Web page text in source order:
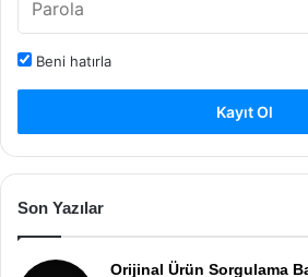
Beni hatırla
Kayıt Ol
Son Yazılar
Orijinal Ürün Sorgulama